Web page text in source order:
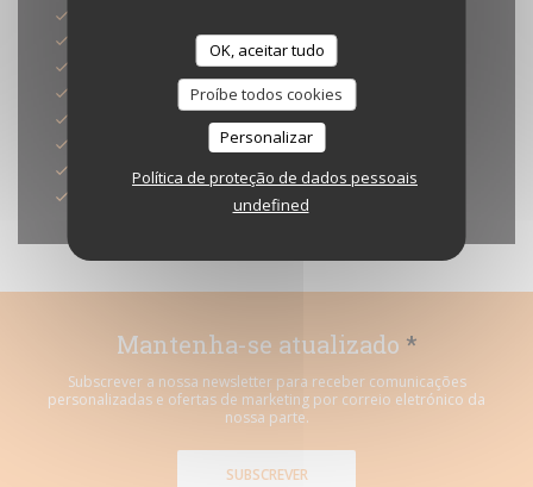
OK, aceitar tudo
Proíbe todos cookies
Personalizar
Política de proteção de dados pessoais
undefined
Cheques de férias
Eurocard/Mastercard
American Express
Mantenha-se atualizado *
Subscrever a nossa newsletter para receber comunicações
personalizadas e ofertas de marketing por correio eletrónico da
nossa parte.
SUBSCREVER